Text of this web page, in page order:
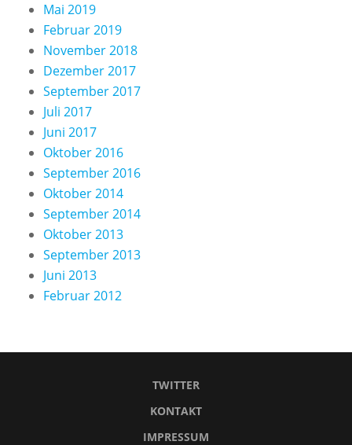
Mai 2019
Februar 2019
November 2018
Dezember 2017
September 2017
Juli 2017
Juni 2017
Oktober 2016
September 2016
Oktober 2014
September 2014
Oktober 2013
September 2013
Juni 2013
Februar 2012
TWITTER
KONTAKT
IMPRESSUM